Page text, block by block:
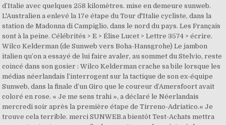
d’Italie avec quelques 258 kilomètres. mise en demeure sunweb.
L'Australien a enlevé la 17e étape du Tour d'Italie cycliste, dans la
station de Madonna di Campiglio, dans le nord du pays. Les Français
sont à la peine. Célébrités > E > Élise Lucet > Lettre 3574 > écrire.
Wilco Kelderman (de Sunweb vers Boha-Hansgrohe) Le jambon
italien qu’on a essayé de lui faire avaler, au sommet du Stelvio, reste
coincé dans son gosier : Wilco Kelderman crache sa bile lorsque les
médias néerlandais l’interrogent sur la tactique de son ex-équipe
Sunweb, dans la finale d’un Giro que le coureur d’Amersfoort avait
coloré en rose. « Je me sens trahi », a déclaré le Néerlandais
mercredi soir après la première étape de Tirreno-Adriatico.« Je
trouve cela terrible. merci SUNWEB.a bientôt Test-Achats mettra